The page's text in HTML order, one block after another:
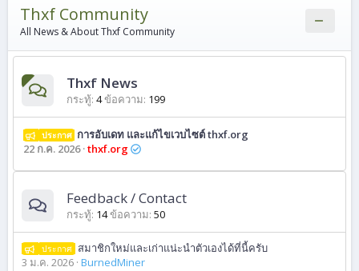
addon 2.x Mosaic PRO — Photo, Video & Audio Gallery with Responsive Layouts
addon 2.x [XenGenTr] Resimli konu vitrini [English]
ประกาศ การอับเดท และแก้ไขเวบไซต์ thxf.org
ข่าว XenForo 2.3.12 Released
[KraiCh] XFRM Extra / [XenGenTr] XFRM Ekstralar sistemi [English] [Paid]
addon 2.x [XenGenTr] XFRM Ekstralar sistemi [English]
[XenGenTr] Content Feed [English]
Thxf Community
All News & About Thxf Community
Thxf News
กระทู้ 4ข้อความ 199
ประกาศ การอับเดท และแก้ไขเวบไซต์ thxf.org
22 ก.ค. 2026 thxf.org
Feedback / Contact
กระทู้ 14ข้อความ 50
ประกาศ สมาชิกใหม่และเก่าแน่ะนำตัวเองได้ที่นี้ครับ
3 ม.ค. 2026 BurnedMiner